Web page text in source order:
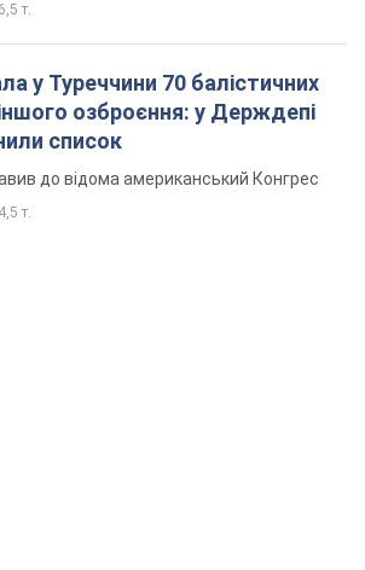
т.
у Туреччини 70 балістичних
озброєння: у Держдепі
список
до відома американський Конгрес
т.